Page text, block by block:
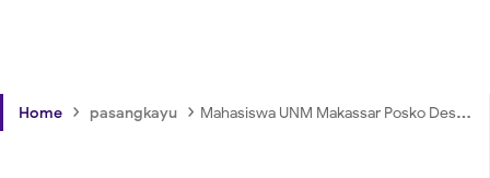
Home › pasangkayu › Mahasiswa UNM Makassar Posko Desa Polewali Seminarkan Proker